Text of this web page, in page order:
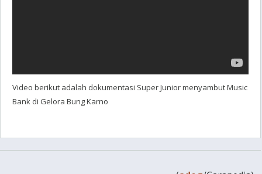
Video berikut adalah dokumentasi Super Junior menyambut Music
Bank di Gelora Bung Karno